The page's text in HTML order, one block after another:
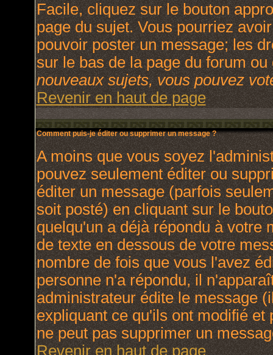
Facile, cliquez sur le bouton
page du sujet. Vous pourriez
pouvoir poster un message; les
sur le bas de la page du forum
nouveaux sujets, vous pouvez
Revenir en haut de page
Comment puis-je éditer ou supprimer un message ?
A moins que vous soyez
pouvez seulement éditer ou
éditer un message (parfois
soit posté) en cliquant sur le
quelqu'un a déjà répondu à votre
de texte en dessous de votre
nombre de fois que vous l'avez
personne n'a répondu, il
administrateur édite le message
expliquant ce qu'ils ont modifié
ne peut pas supprimer un
Revenir en haut de page